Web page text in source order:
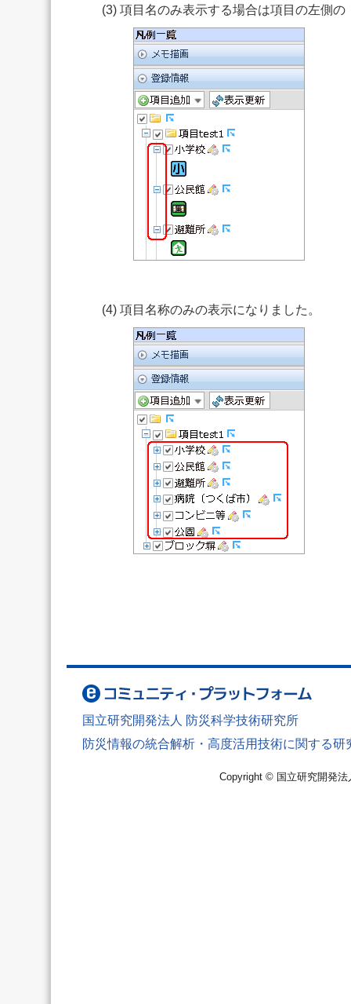
(3) 項目名のみ表示する場合は項目の左側
(4) 項目名称のみの表示になりました。
国立研究開発法人 防災科学技術研究所
防災情報の統合解析・高度活用技術に関する研
Copyright © 国立研究開発